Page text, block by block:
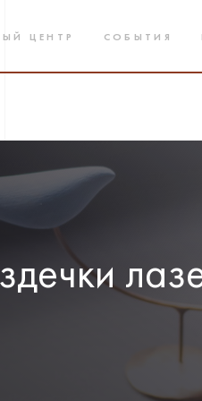
ЦЕНТР СОБЫТИЯ